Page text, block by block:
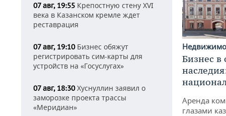
07 авг, 19:55 Крепостную стену XVI
века в Казанском кремле ждет
реставрация
07 авг, 19:10Бизнес обяжут
регистрировать сим-карты для
устройств на «Госуслугах»
07 авг, 18:30Хуснуллин заявил о
заморозке проекта трассы
«Меридиан»
Бизнес в
Аренда
глазами